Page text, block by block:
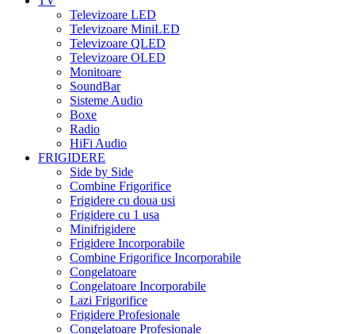
Televizoare LED
Televizoare MiniLED
Televizoare QLED
Televizoare OLED
Monitoare
SoundBar
Sisteme Audio
Boxe
Radio
HiFi Audio
FRIGIDERE
Side by Side
Combine Frigorifice
Frigidere cu doua usi
Frigidere cu 1 usa
Minifrigidere
Frigidere Incorporabile
Combine Frigorifice Incorporabile
Congelatoare
Congelatoare Incorporabile
Lazi Frigorifice
Frigidere Profesionale
Congelatoare Profesionale